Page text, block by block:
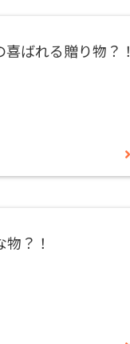
ばれる贈り物？！
？！